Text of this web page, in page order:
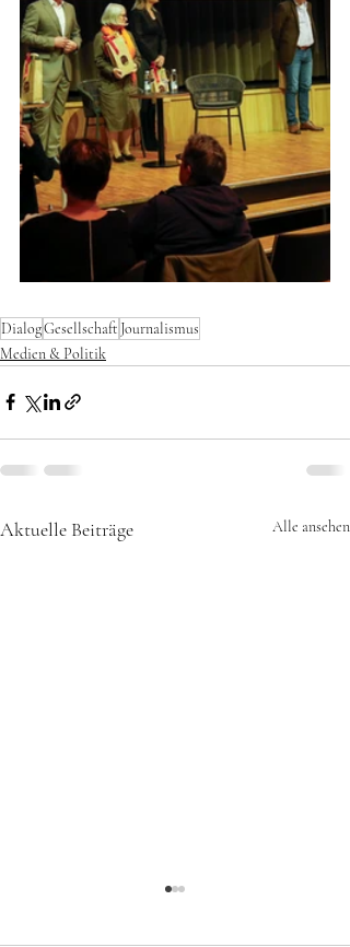
DialogGesellschaft Journalismus
Medien & Politik
Aktuelle Beiträge Alle ansehen